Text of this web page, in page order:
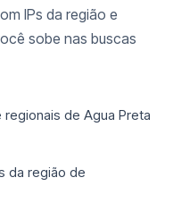
IPs da região e
sobe nas buscas
de Agua Preta
da região de